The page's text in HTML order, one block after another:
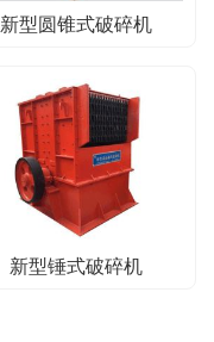
新型圆锥式破碎机
新型锤式破碎机